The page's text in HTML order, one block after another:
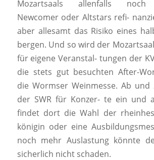
Mozartsaals allenfalls noch
Newcomer oder Altstars refi-
aber allesamt das Risiko eines
bergen. Und so wird der
für eigene Veranstal- tungen der
die stets gut besuchten After-
die Wormser Weinmesse. Ab
der SWR für Konzer- te ein und
findet dort die Wahl der
königin oder eine
noch mehr Auslastung könnte
sicherlich nicht schaden.